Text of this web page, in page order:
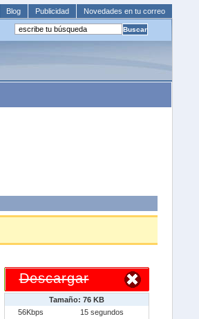
Blog Publicidad Novedades en tu correo
Descargar
Tamaño: 76 KB
56Kbps
15 segundos